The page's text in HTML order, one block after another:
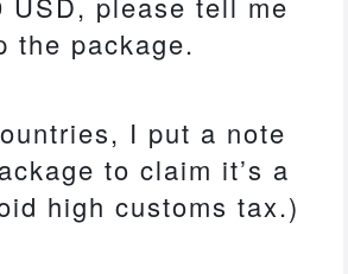
the package.
I put a note
to claim it’s a
high customs tax.)